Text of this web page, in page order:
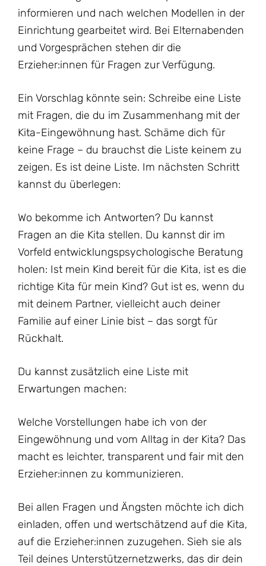
informieren und nach welchen Modellen in der
Einrichtung gearbeitet wird. Bei Elternabenden
und Vorgesprächen stehen dir die
Erzieher:innen für Fragen zur Verfügung.
Ein Vorschlag könnte sein: Schreibe eine Liste
mit Fragen, die du im Zusammenhang mit der
Kita-Eingewöhnung hast. Schäme dich für
keine Frage – du brauchst die Liste keinem zu
zeigen. Es ist deine Liste. Im nächsten Schritt
kannst du überlegen:
Wo bekomme ich Antworten? Du kannst
Fragen an die Kita stellen. Du kannst dir im
Vorfeld entwicklungspsychologische Beratung
holen: Ist mein Kind bereit für die Kita, ist es die
richtige Kita für mein Kind? Gut ist es, wenn du
mit deinem Partner, vielleicht auch deiner
Familie auf einer Linie bist – das sorgt für
Rückhalt.
Du kannst zusätzlich eine Liste mit
Erwartungen machen:
Welche Vorstellungen habe ich von der
Eingewöhnung und vom Alltag in der Kita? Das
macht es leichter, transparent und fair mit den
Erzieher:innen zu kommunizieren.
Bei allen Fragen und Ängsten möchte ich dich
einladen, offen und wertschätzend auf die Kita,
auf die Erzieher:innen zuzugehen. Sieh sie als
Teil deines Unterstützernetzwerks, das dir dein